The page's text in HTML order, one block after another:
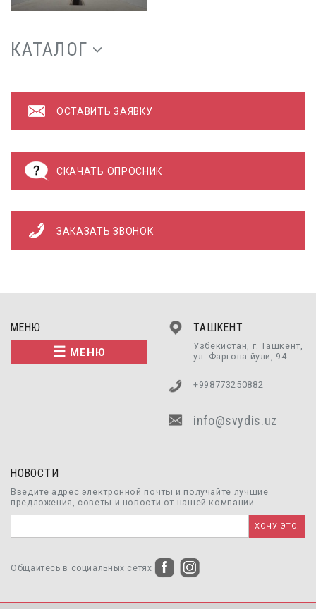
КАТАЛОГ
ОСТАВИТЬ ЗАЯВКУ
СКАЧАТЬ ОПРОСНИК
ЗАКАЗАТЬ ЗВОНОК
МЕНЮ
МЕНЮ
ТАШКЕНТ
Узбекистан, г. Ташкент,
ул. Фаргона йули, 94
+998773250882
info@svydis.uz
НОВОСТИ
Введите адрес электронной почты и получайте лучшие
предложения, советы и новости от нашей компании.
Общайтесь в социальных сетях